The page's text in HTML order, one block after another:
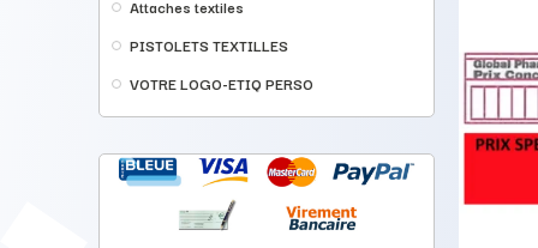
Attaches textiles
PISTOLETS TEXTILLES
VOTRE LOGO-ETIQ PERSO
ALPHA-Numerique
Etiqueteuse 3 lignes OPEN
Etiqueteuse MCP3 29x28
mm
3 lignes de 12 caractéres
Format étiquette 29x28 mm
AVEC ALPHA NUMERIQUE
Sur Demande
199,00 €
VOIR LES DÉTAILS